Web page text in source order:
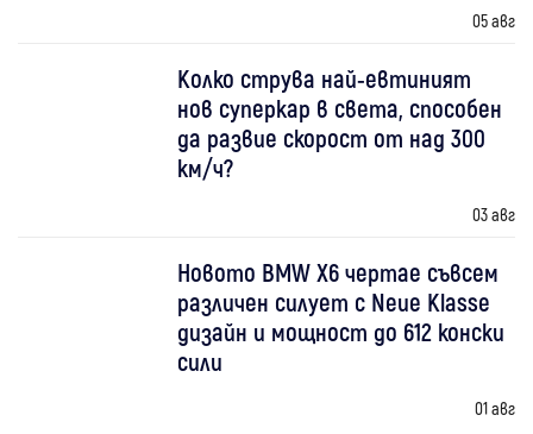
05 авг
Колко струва най-евтиният
нов суперкар в света, способен
да развие скорост от над 300
км/ч?
03 авг
Новото BMW X6 чертае съвсем
различен силует с Neue Klasse
дизайн и мощност до 612 конски
сили
01 авг